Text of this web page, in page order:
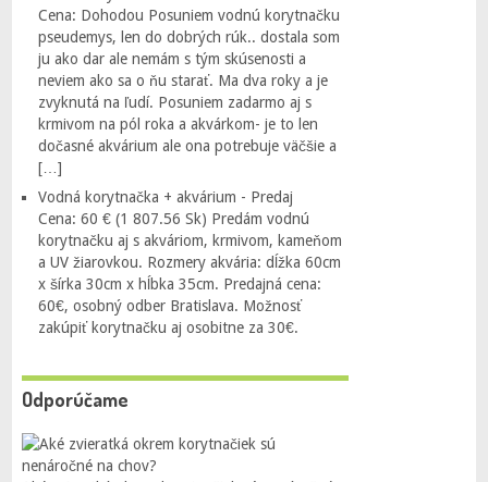
Cena: Dohodou Posuniem vodnú korytnačku
pseudemys, len do dobrých rúk.. dostala som
ju ako dar ale nemám s tým skúsenosti a
neviem ako sa o ňu starať. Ma dva roky a je
zvyknutá na ľudí. Posuniem zadarmo aj s
krmivom na pól roka a akvárkom- je to len
dočasné akvárium ale ona potrebuje väčšie a
[…]
Vodná korytnačka + akvárium - Predaj
Cena: 60 € (1 807.56 Sk) Predám vodnú
korytnačku aj s akváriom, krmivom, kameňom
a UV žiarovkou. Rozmery akvária: dĺžka 60cm
x šírka 30cm x hĺbka 35cm. Predajná cena:
60€, osobný odber Bratislava. Možnosť
zakúpiť korytnačku aj osobitne za 30€.
Odporúčame